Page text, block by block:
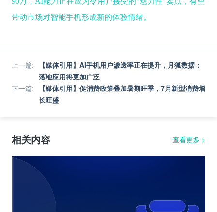
带动市场对智能手机形成新的体验情绪。
上一篇:
【媒体引用】AI手机用户渗透率正在提升，月狐数据：
落地应用将更加广泛
下一篇:
【媒体引用】促消费政策叠加暑期旺季，7月新型消费增
长旺盛
相关内容 查看更多 >